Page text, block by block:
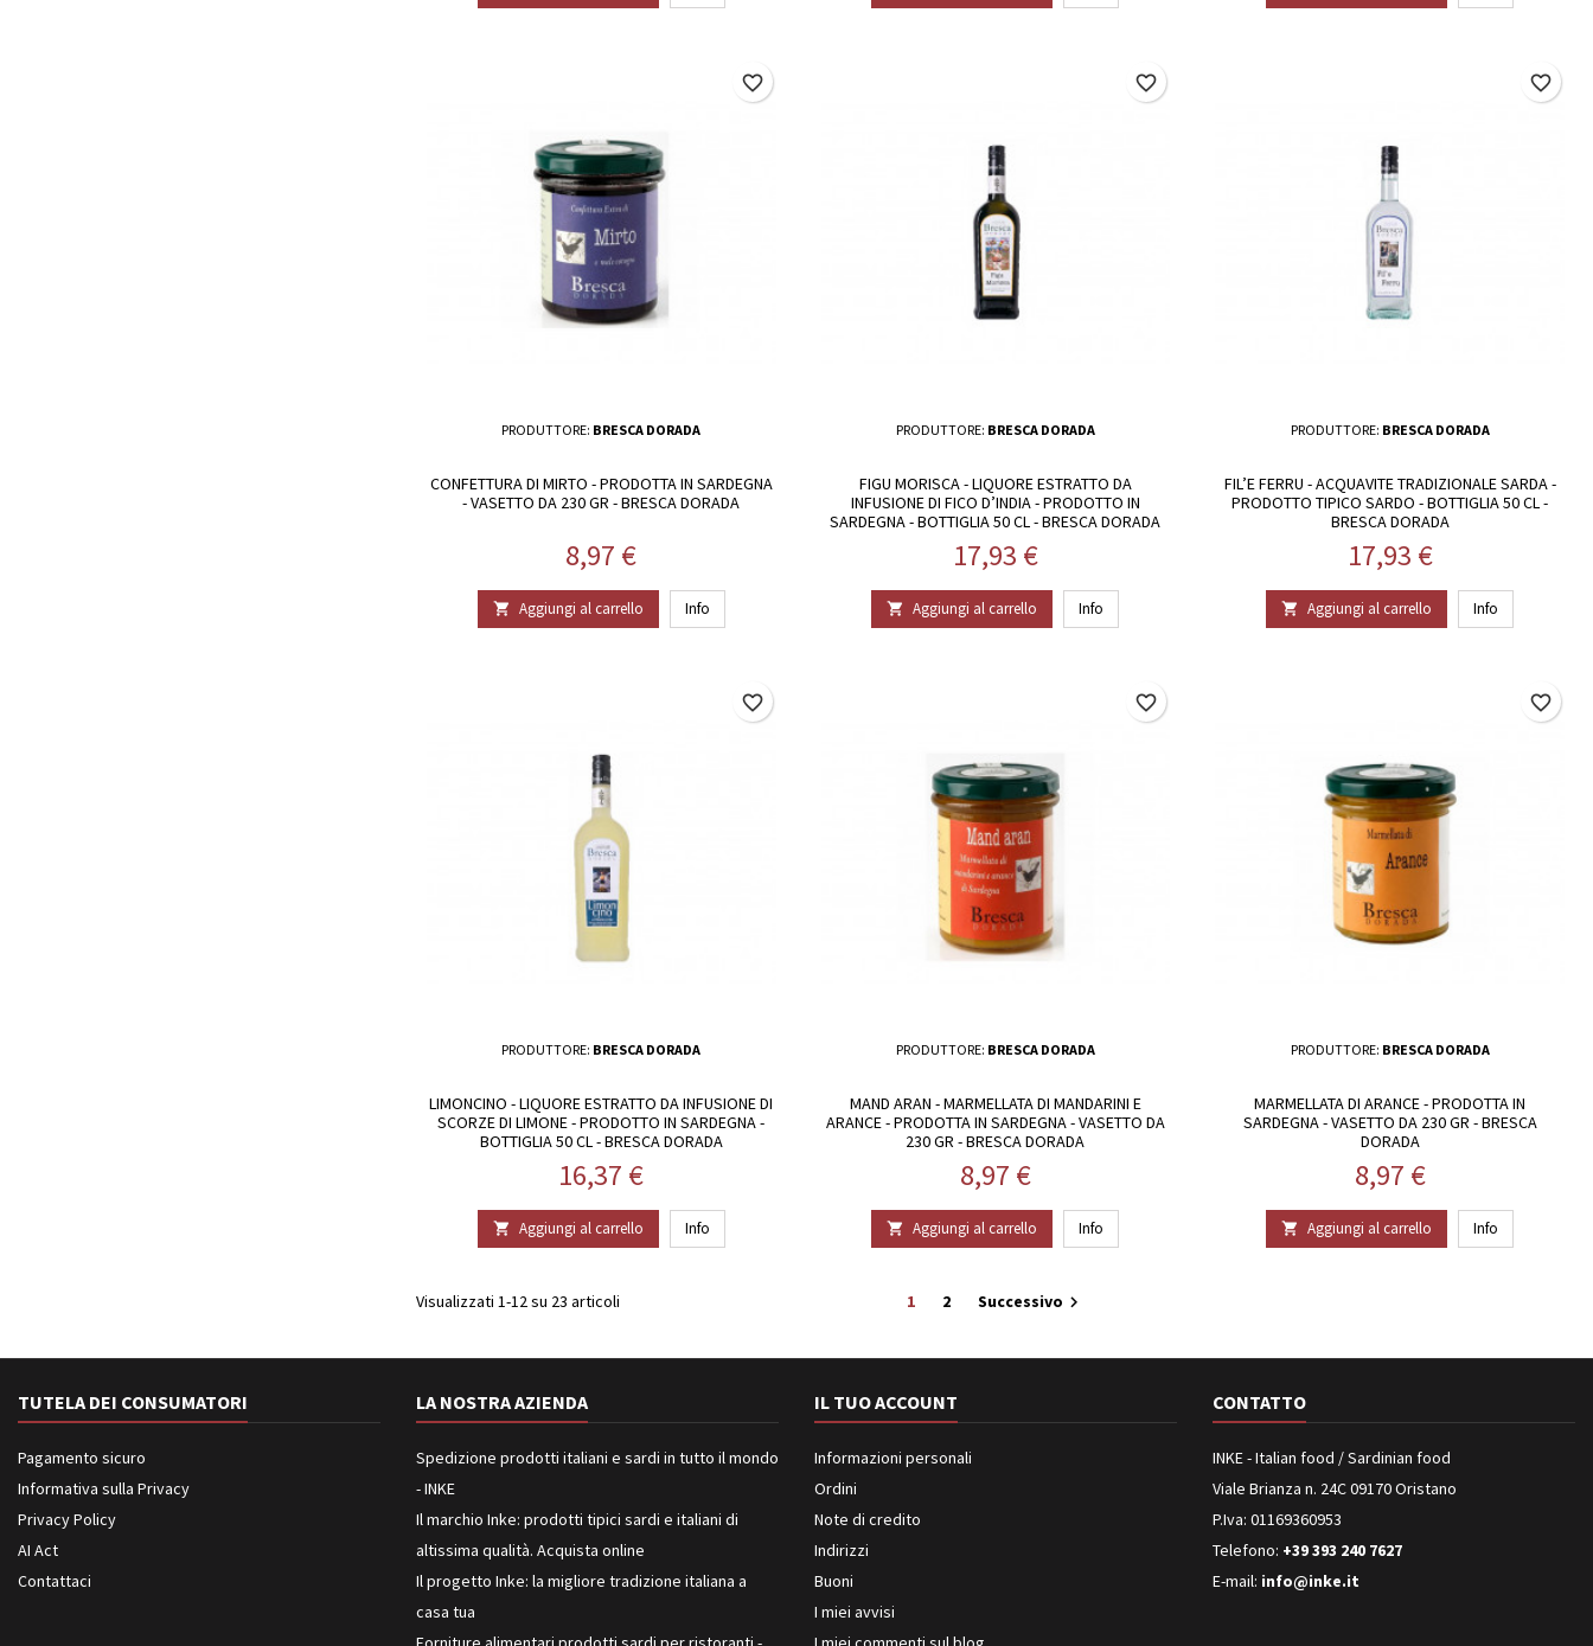
PRODUTTORE: BRESCA DORADA
CONFETTURA DI MIRTO - PRODOTTA IN SARDEGNA
- VASETTO DA 230 GR - BRESCA DORADA
Prezzo
8,97 €
 Aggiungi al carrello Info
favorite_border
PRODUTTORE: BRESCA DORADA
FIGU MORISCA - LIQUORE ESTRATTO DA
INFUSIONE DI FICO D’INDIA - PRODOTTO IN
SARDEGNA - BOTTIGLIA 50 CL - BRESCA DORADA
Prezzo
17,93 €
 Aggiungi al carrello Info
favorite_border
PRODUTTORE: BRESCA DORADA
FIL’E FERRU - ACQUAVITE TRADIZIONALE SARDA -
PRODOTTO TIPICO SARDO - BOTTIGLIA 50 CL -
BRESCA DORADA
Prezzo
17,93 €
 Aggiungi al carrello Info
favorite_border
PRODUTTORE: BRESCA DORADA
LIMONCINO - LIQUORE ESTRATTO DA INFUSIONE DI
SCORZE DI LIMONE - PRODOTTO IN SARDEGNA -
BOTTIGLIA 50 CL - BRESCA DORADA
Prezzo
16,37 €
 Aggiungi al carrello Info
favorite_border
PRODUTTORE: BRESCA DORADA
MAND ARAN - MARMELLATA DI MANDARINI E
ARANCE - PRODOTTA IN SARDEGNA - VASETTO DA
230 GR - BRESCA DORADA
Prezzo
8,97 €
 Aggiungi al carrello Info
favorite_border
PRODUTTORE: BRESCA DORADA
MARMELLATA DI ARANCE - PRODOTTA IN
SARDEGNA - VASETTO DA 230 GR - BRESCA
DORADA
Prezzo
8,97 €
 Aggiungi al carrello Info
favorite_border
Visualizzati 1-12 su 23 articoli 1 2 Successivo 
TUTELA DEI CONSUMATORI
Pagamento sicuro
Informativa sulla Privacy
Privacy Policy
AI Act
Contattaci
LA NOSTRA AZIENDA
Spedizione prodotti italiani e sardi in tutto il mondo
- INKE
Il marchio Inke: prodotti tipici sardi e italiani di
altissima qualità. Acquista online
Il progetto Inke: la migliore tradizione italiana a
casa tua
IL TUO ACCOUNT
Informazioni personali
Ordini
Note di credito
Indirizzi
Buoni
I miei avvisi
CONTATTO
INKE - Italian food / Sardinian food
Viale Brianza n. 24C 09170 Oristano
P.Iva: 01169360953
Telefono: +39 393 240 7627
E-mail: info@inke.it